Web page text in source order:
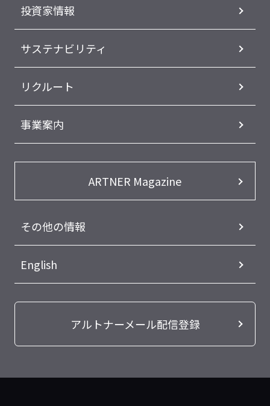
投資家情報
サステナビリティ
リクルート
事業案内
ARTNER Magazine
その他の情報
English
アルトナーメール配信登録